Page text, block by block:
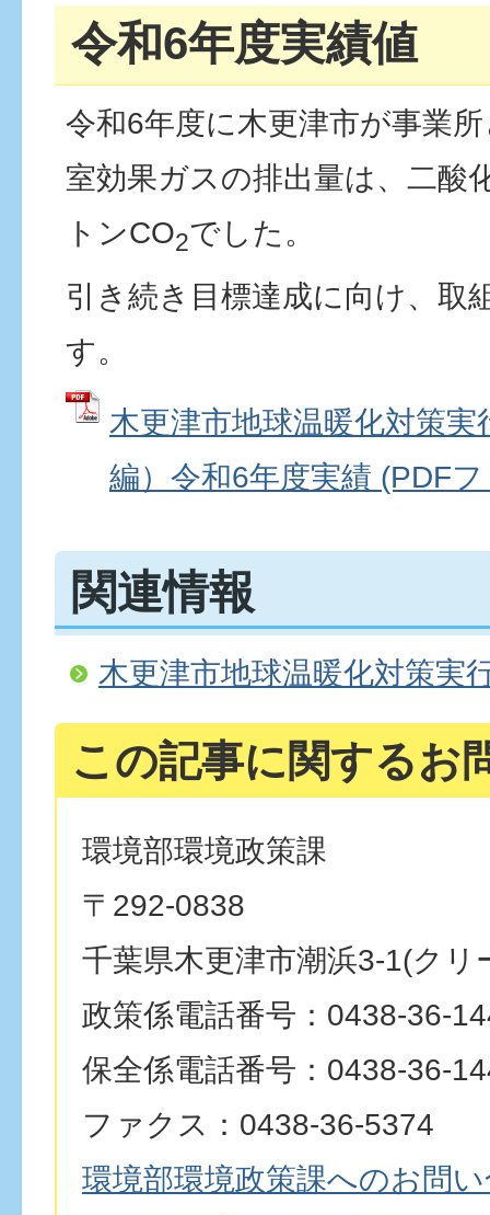
令和6年度実績値
令和6年度に木更津市が事業
室効果ガスの排出量は、二酸
トンCO2でした。
引き続き目標達成に向け、取
す。
木更津市地球温暖化対策実
編）令和6年度実績 (PDF
関連情報
木更津市地球温暖化対策実
この記事に関するお
環境部環境政策課
〒292-0838
千葉県木更津市潮浜3-1(クリ
政策係電話番号：0438-36-
保全係電話番号：0438-36-
ファクス：0438-36-5374
環境部環境政策課へのお問